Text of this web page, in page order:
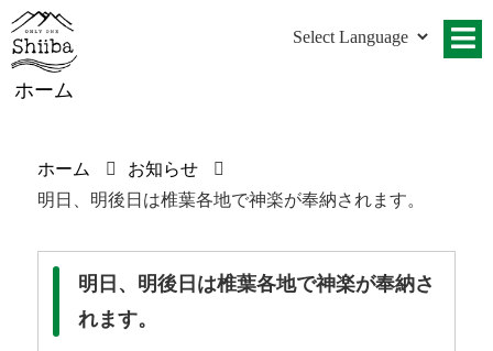
ホーム
ホーム
お知らせ
明日、明後日は椎葉各地で神楽が奉納されます。
明日、明後日は椎葉各地で神楽が奉納さ
れます。